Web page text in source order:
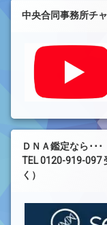
中央合同事務所チ
ＤＮＡ鑑定なら･
TEL 0120-919-097
く）